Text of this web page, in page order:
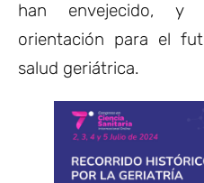
han envejecido, y
orientación para el
salud geriátrica.